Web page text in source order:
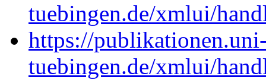
tuebingen.de/xmlui/
https://
tuebingen.de/xmlui/